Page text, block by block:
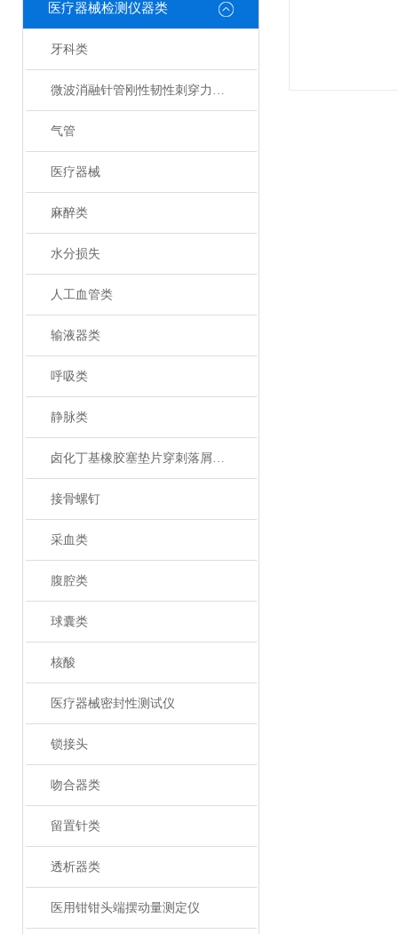
医疗器械检测仪器类
牙科类
微波消融针管刚性韧性刺穿力测试仪
气管
医疗器械
麻醉类
水分损失
人工血管类
输液器类
呼吸类
静脉类
卤化丁基橡胶塞垫片穿刺落屑和穿刺力测试仪
接骨螺钉
采血类
腹腔类
球囊类
核酸
医疗器械密封性测试仪
锁接头
吻合器类
留置针类
透析器类
医用钳钳头端摆动量测定仪